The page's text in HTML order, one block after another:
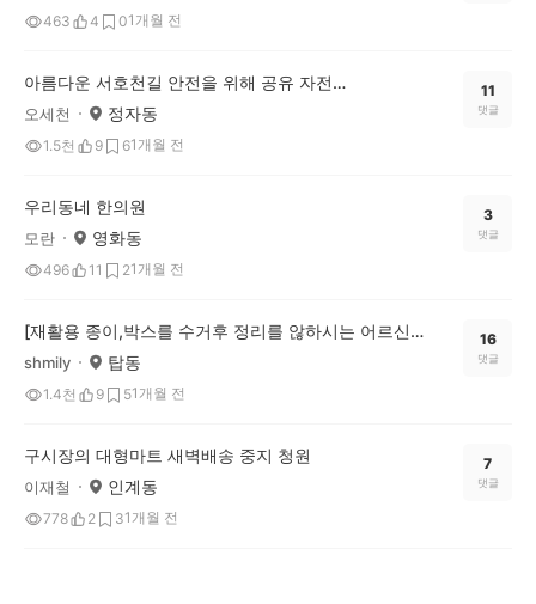
463 4 01개월 전
아름다운 서호천길 안전을 위해 공유 자전거 갓길에 세워주세요
오세천 정자동
1.5천 9 61개월 전
11
댓글
우리동네 한의원
모란 영화동
496 11 21개월 전
3
댓글
[재활용 종이,박스를 수거후 정리를 않하시는 어르신들..]
shmily 탑동
1.4천 9 51개월 전
16
댓글
구시장의 대형마트 새벽배송 중지 청원
이재철 인계동
778 2 31개월 전
7
댓글